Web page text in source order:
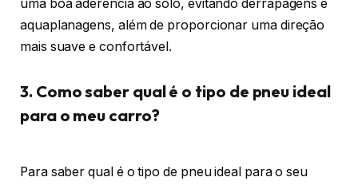
uma boa aderência ao solo, evitando derrapagens e
aquaplanagens, além de proporcionar uma direção
mais suave e confortável.
3. Como saber qual é o tipo de pneu ideal
para o meu carro?
Para saber qual é o tipo de pneu ideal para o seu